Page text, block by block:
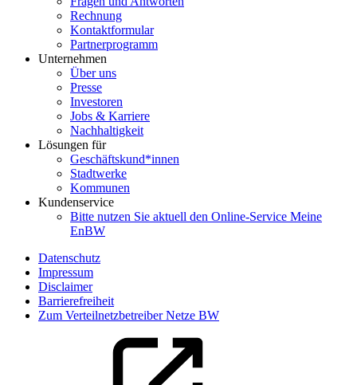
Rechnung
Kontaktformular
Partnerprogramm
Unternehmen
Über uns
Presse
Investoren
Jobs & Karriere
Nachhaltigkeit
Lösungen für
Geschäftskund*innen
Stadtwerke
Kommunen
Kundenservice
Bitte nutzen Sie aktuell den Online-Service Meine
EnBW
Datenschutz
Impressum
Disclaimer
Barrierefreiheit
Zum Verteilnetzbetreiber Netze BW